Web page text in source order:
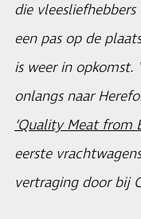
die
een pas op de
is weer in
onlangs naar
‘Quality Meat from
eerste
vertraging door bij